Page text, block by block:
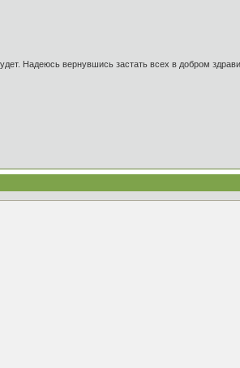
Надеюсь вернувшись застать всех в добром